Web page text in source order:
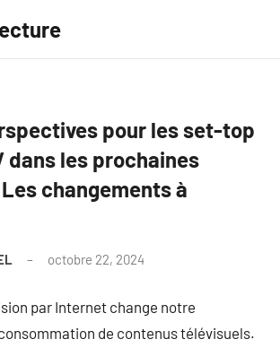
pour les set-top
dans les prochaines
changements à
octobre 22, 2024
par Internet change notre
de contenus télévisuels.